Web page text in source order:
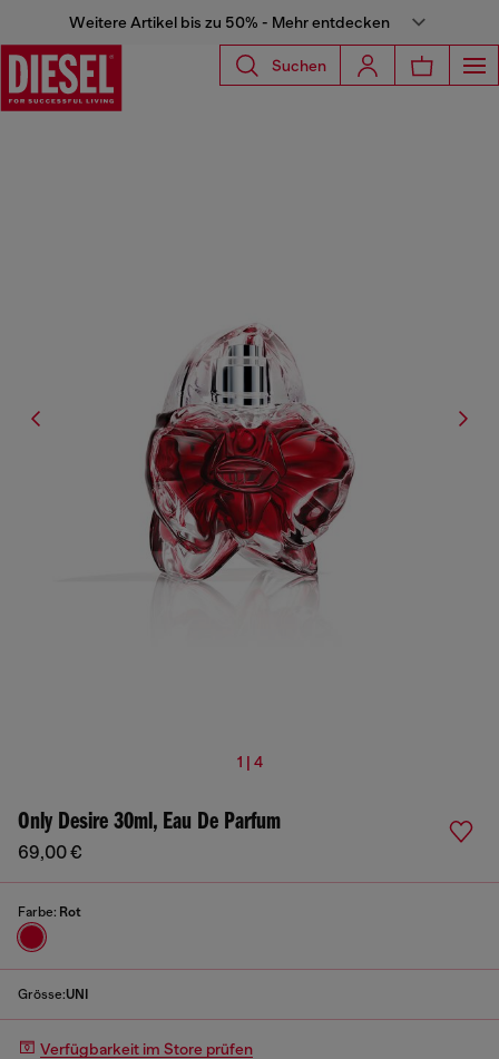
Weitere Artikel bis zu 50% - Mehr entdecken
Suchen
1 | 4
Only Desire 30ml, Eau De Parfum
69,00 €
Farbe: Rot
Grösse:UNI
Verfügbarkeit im Store prüfen